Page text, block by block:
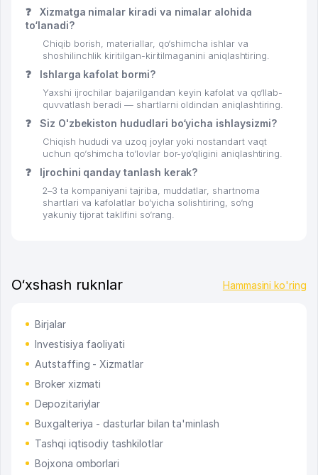
❓
Xizmatga nimalar kiradi va nimalar alohida
to‘lanadi?
Chiqib borish, materiallar, qo‘shimcha ishlar va
shoshilinchlik kiritilgan-kiritilmaganini aniqlashtiring.
❓ Ishlarga kafolat bormi?
Yaxshi ijrochilar bajarilgandan keyin kafolat va qo‘llab-
quvvatlash beradi — shartlarni oldindan aniqlashtiring.
❓ Siz O'zbekiston hududlari bo‘yicha ishlaysizmi?
Chiqish hududi va uzoq joylar yoki nostandart vaqt
uchun qo‘shimcha to‘lovlar bor-yo‘qligini aniqlashtiring.
❓ Ijrochini qanday tanlash kerak?
2–3 ta kompaniyani tajriba, muddatlar, shartnoma
shartlari va kafolatlar bo‘yicha solishtiring, so‘ng
yakuniy tijorat taklifini so‘rang.
O‘xshash ruknlar Hammasini ko'ring
Birjalar
Investisiya faoliyati
Autstaffing - Xizmatlar
Broker xizmati
Depozitariylar
Buxgalteriya - dasturlar bilan ta'minlash
Tashqi iqtisodiy tashkilotlar
Bojxona omborlari